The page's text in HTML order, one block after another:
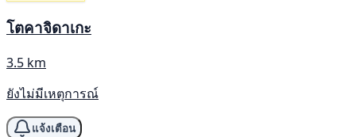
โตคาจิดาเกะ
3.5 km
ยังไม่มีเหตุการณ์
แจ้งเตือน